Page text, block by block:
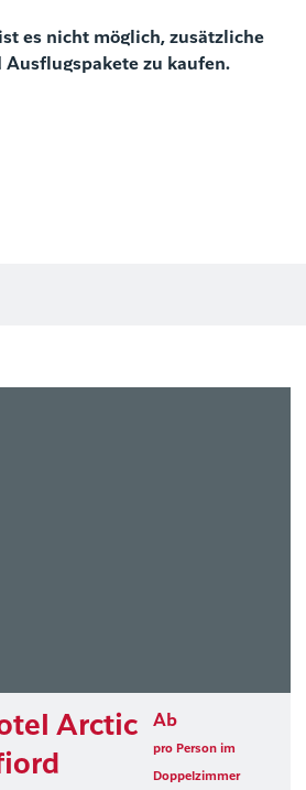
es nicht möglich, zusätzliche
Ausflugspakete zu kaufen.
Arctic
Ab
pro Person im
Doppelzimmer